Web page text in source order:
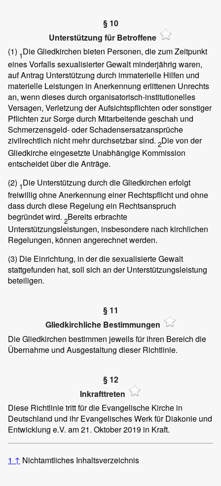
§ 10
Unterstützung für Betroffene
(1) 1Die Gliedkirchen bieten Personen, die zum Zeitpunkt
eines Vorfalls sexualisierter Gewalt minderjährig waren,
auf Antrag Unterstützung durch immaterielle Hilfen und
materielle Leistungen in Anerkennung erlittenen Unrechts
an, wenn dieses durch organisatorisch-institutionelles
Versagen, Verletzung der Aufsichtspflichten oder sonstiger
Pflichten zur Sorge durch Mitarbeitende geschah und
Schmerzensgeld- oder Schadensersatzansprüche
zivilrechtlich nicht mehr durchsetzbar sind. 2Die von der
Gliedkirche eingesetzte Unabhängige Kommission
entscheidet über die Anträge.
(2) 1Die Unterstützung durch die Gliedkirchen erfolgt
freiwillig ohne Anerkennung einer Rechtspflicht und ohne
dass durch diese Regelung ein Rechtsanspruch
begründet wird. 2Bereits erbrachte
Unterstützungsleistungen, insbesondere nach kirchlichen
Regelungen, können angerechnet werden.
(3) Die Einrichtung, in der die sexualisierte Gewalt
stattgefunden hat, soll sich an der Unterstützungsleistung
beteiligen.
§ 11
Gliedkirchliche Bestimmungen
Die Gliedkirchen bestimmen jeweils für ihren Bereich die
Übernahme und Ausgestaltung dieser Richtlinie.
§ 12
Inkrafttreten
Diese Richtlinie tritt für die Evangelische Kirche in
Deutschland und ihr Evangelisches Werk für Diakonie und
Entwicklung e.V. am 21. Oktober 2019 in Kraft.
1 ↑ Nichtamtliches Inhaltsverzeichnis